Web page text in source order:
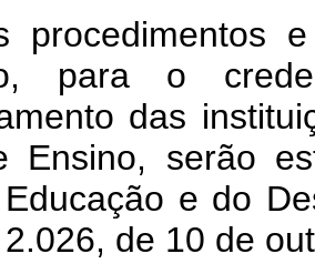
procedimentos
para o
das
Ensino, serão
e do
2.026, de 10 de